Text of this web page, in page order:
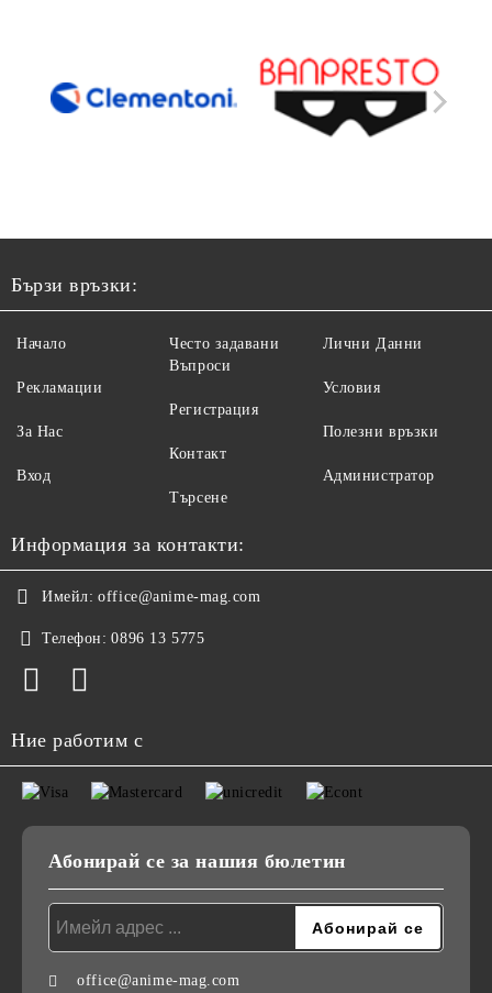
Бързи връзки:
Начало
Рекламации
За Нас
Вход
Често задавани
Въпроси
Регистрация
Контакт
Търсене
Лични Данни
Условия
Полезни връзки
Администратор
Информация за контакти:
Имейл: office@anime-mag.com
Телефон: 0896 13 5775
Ние работим с
Абонирай се за нашия бюлетин
office@anime-mag.com